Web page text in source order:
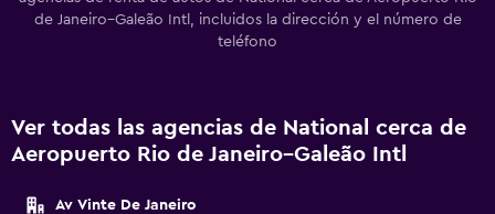
de Janeiro–Galeão Intl, incluidos la dirección y el número de
teléfono
Ver todas las agencias de National cerca de
Aeropuerto Rio de Janeiro–Galeão Intl
Av Vinte De Janeiro